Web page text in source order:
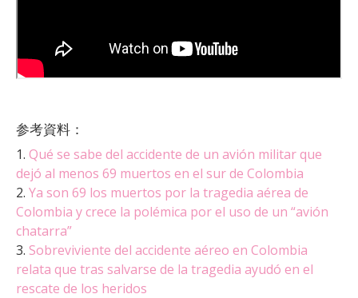
参考資料：
1. Qué se sabe del accidente de un avión militar que
dejó al menos 69 muertos en el sur de Colombia
2. Ya son 69 los muertos por la tragedia aérea de
Colombia y crece la polémica por el uso de un “avión
chatarra”
3. Sobreviviente del accidente aéreo en Colombia
relata que tras salvarse de la tragedia ayudó en el
rescate de los heridos